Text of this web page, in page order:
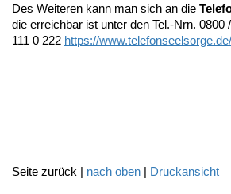
Des Weiteren kann man sich an die
die erreichbar ist unter den Tel.-Nrn. 0800
111 0 222 https://www.telefonseelsorge.de/
Seite zurück | nach oben | Druckansicht